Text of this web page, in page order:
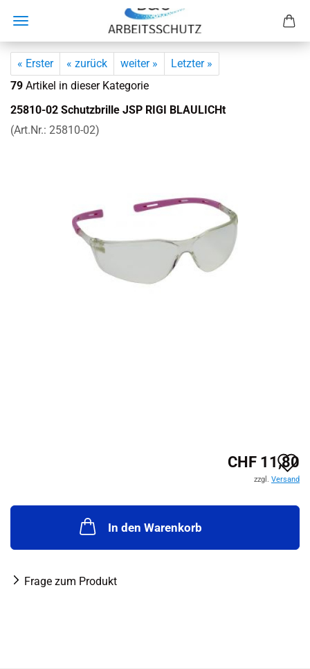
« Erster « zurück weiter »
Letzter »
79 Artikel in dieser Kategorie
25810-​02 Schutz­bril­le JSP RIGI BLAU­LICHt
(Art.Nr.: 25810-​02)
CHF 11,80
zzgl. Versand
In den Warenkorb
Frage zum Produkt